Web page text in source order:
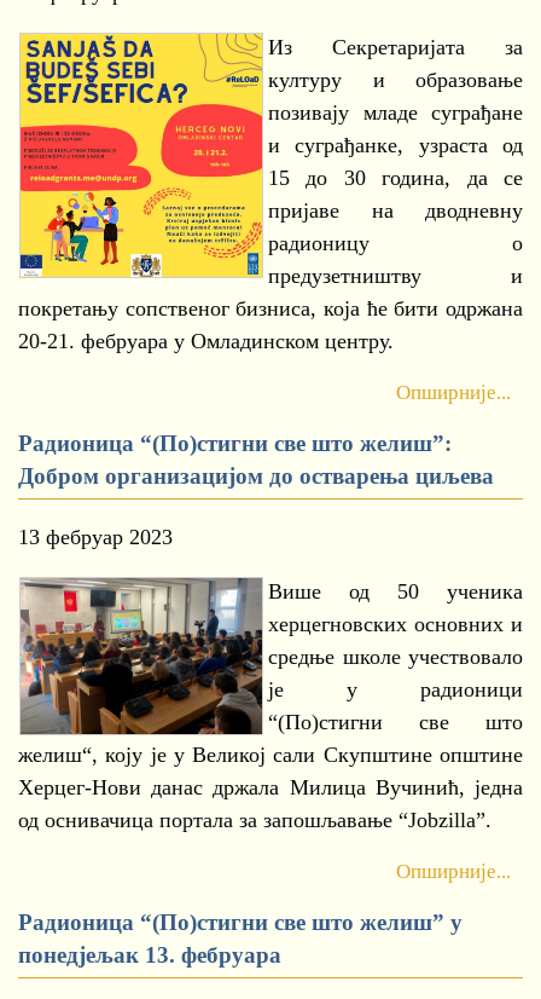
Из Секретаријата за
културу и образовање
позивају младе суграђане
и суграђанке, узраста од
15 до 30 година, да се
пријаве на дводневну
радионицу о
предузетништву и
покретању сопственог бизниса, која ће бити одржана
20-21. фебруара у Омладинском центру.
Опширније...
Радионица “(По)стигни све што желиш”:
Добром организацијом до остварења циљева
13 фебруар 2023
Више од 50 ученика
херцегновских основних и
средње школе учествовало
је у радионици
“(По)стигни све што
желиш“, коју је у Великој сали Скупштине општине
Херцег-Нови данас држала Милица Вучинић, једна
од оснивачица портала за запошљавање “Jobzilla”.
Опширније...
Радионица “(По)стигни све што желиш” у
понедјељак 13. фебруара